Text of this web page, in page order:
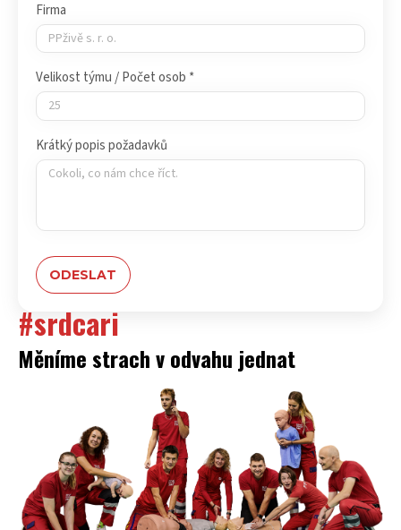
Firma
Velikost týmu / Počet osob *
Krátký popis požadavků
#srdcari
Měníme strach v odvahu jednat